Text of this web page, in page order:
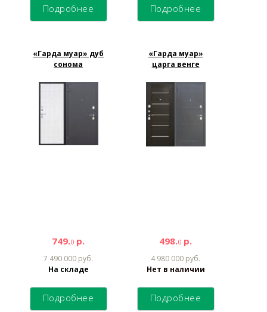
Подробнее Подробнее
«Гарда муар» дуб
сонома
749.0 р.
7 490 000 руб.
На складе
Подробнее
«Гарда муар»
царга венге
498.0 р.
4 980 000 руб.
Нет в наличии
Подробнее